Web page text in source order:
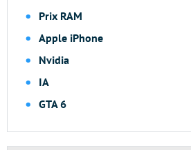
Prix RAM
Apple iPhone
Nvidia
IA
GTA 6